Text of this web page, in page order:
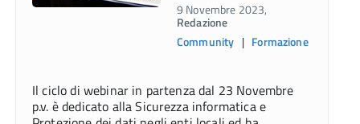
9 Novembre 2023,
Redazione
Community | Formazione
Il ciclo di webinar in partenza dal 23 Novembre
p.v. è dedicato alla Sicurezza informatica e